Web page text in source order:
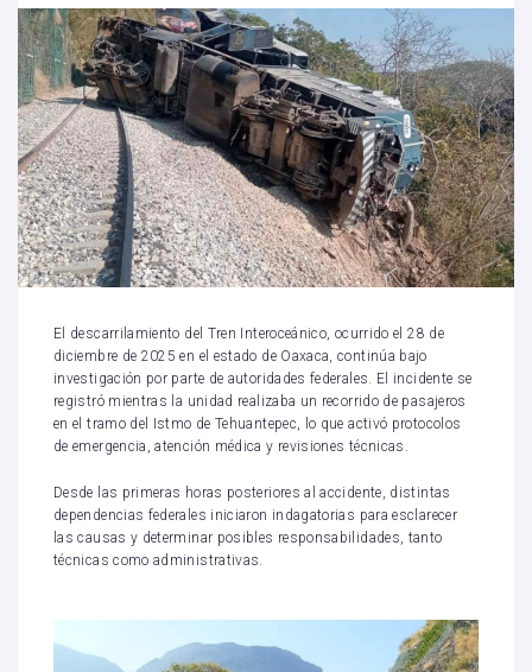
El descarrilamiento del Tren Interoceánico, ocurrido el 28 de
diciembre de 2025 en el estado de Oaxaca, continúa bajo
investigación por parte de autoridades federales. El incidente se
registró mientras la unidad realizaba un recorrido de pasajeros
en el tramo del Istmo de Tehuantepec, lo que activó protocolos
de emergencia, atención médica y revisiones técnicas.
Desde las primeras horas posteriores al accidente, distintas
dependencias federales iniciaron indagatorias para esclarecer
las causas y determinar posibles responsabilidades, tanto
técnicas como administrativas.